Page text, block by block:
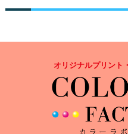
オリジナルプリント